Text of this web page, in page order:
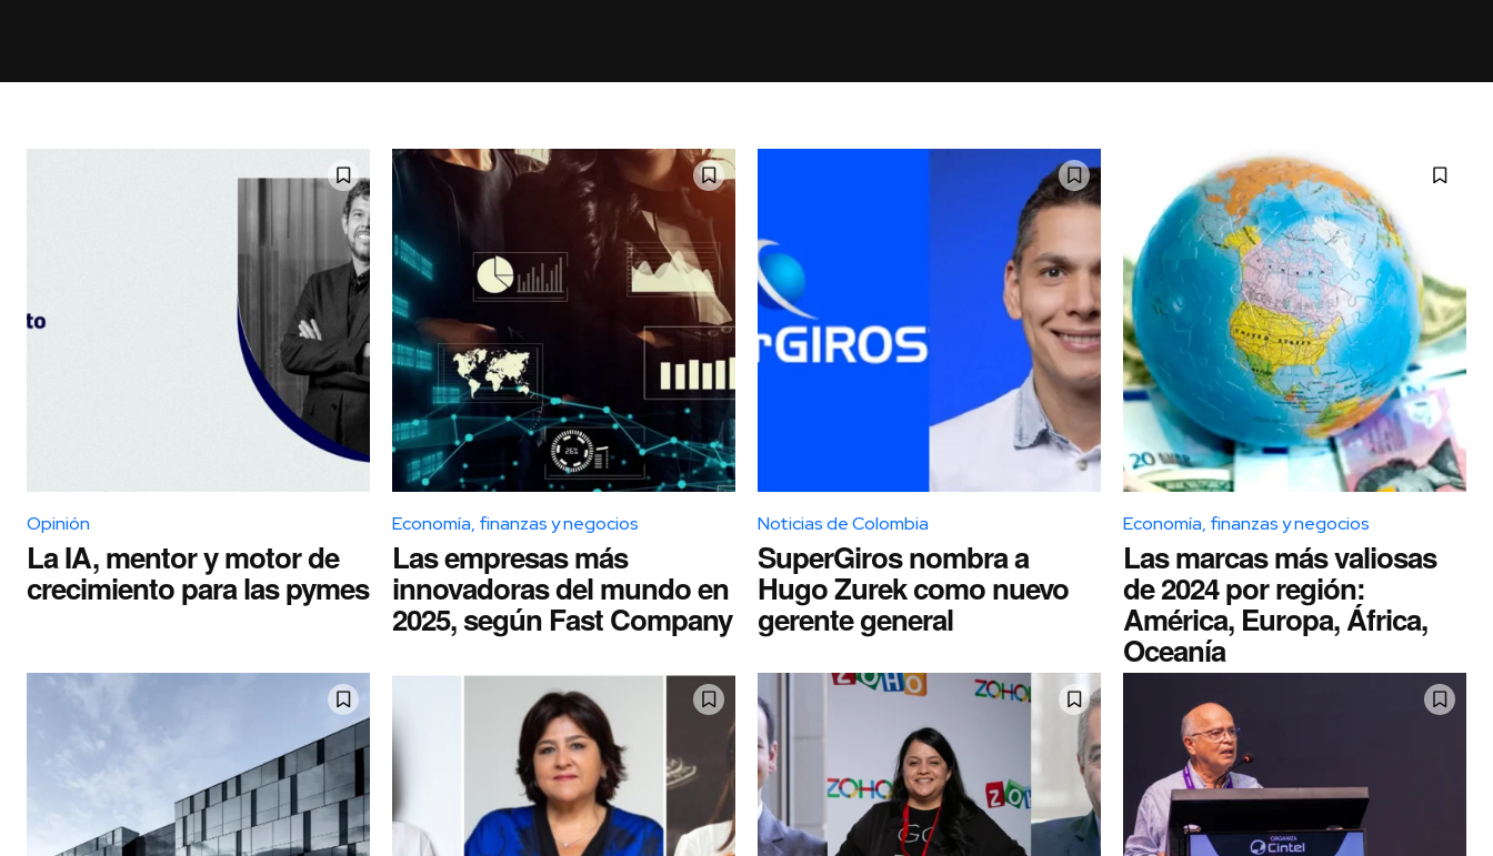
Opinión
La IA, mentor y motor de
crecimiento para las pymes
Economía, finanzas y negocios
Las empresas más
innovadoras del mundo en
2025, según Fast Company
Noticias de Colombia
SuperGiros nombra a
Hugo Zurek como nuevo
gerente general
Economía, finanzas y negocios
Las marcas más valiosas
de 2024 por región:
América, Europa, África,
Oceanía